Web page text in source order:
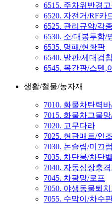
6515. 주차위반경
6520. 자전거/RF카
6525. 관리규약/각
6530. 소/대봉투함/
6535. 명패/현황판
6540. 발판/세대검
6545. 목간판/스텐,
생활/철물/농자재
7010. 화물차탄력
7015. 화물차그물
7020. 고무다라
7025. 현관매트/인
7030. 논슬립/미끄
7035. 차단봉/차단
7040. 자동심장충격
7045. 차광망/로프
7050. 야생동물퇴치
7055. 수막이/차수